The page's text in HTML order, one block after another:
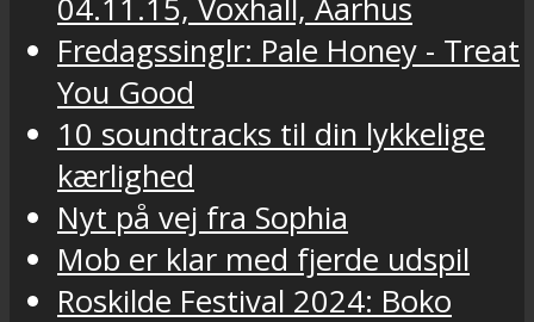
04.11.15, Voxhall, Aarhus
Fredagssinglr: Pale Honey - Treat
You Good
10 soundtracks til din lykkelige
kærlighed
Nyt på vej fra Sophia
Mob er klar med fjerde udspil
Roskilde Festival 2024: Boko